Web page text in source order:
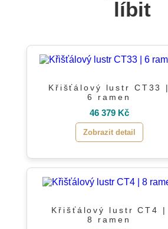
líbit
Křišťálový lustr CT33 |
6 ramen
46 379 Kč
Zobrazit detail
Křišťálový lustr CT4 |
8 ramen